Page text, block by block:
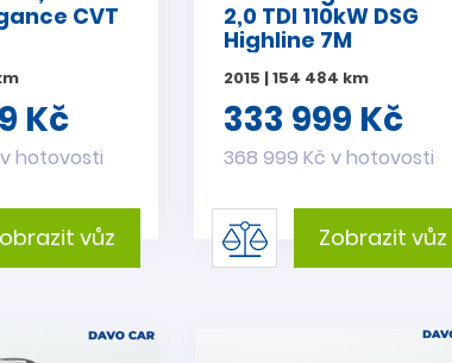
CVT
Kč
hotovosti
vůz
2,0 TDI 110kW DSG
Highline 7M
2015 | 154 484 km
333 999 Kč
368 999 Kč v hotovosti
Zobrazit vůz